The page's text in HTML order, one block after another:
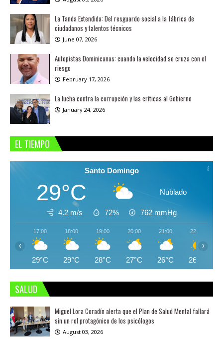
La Tanda Extendida: Del resguardo social a la fábrica de
ciudadanos y talentos técnicos
June 07, 2026
Autopistas Dominicanas: cuando la velocidad se cruza con el
riesgo
February 17, 2026
La lucha contra la corrupción y las críticas al Gobierno
January 24, 2026
EL TIEMPO
Santo Domingo
29°C Nublado
4.2 m/s 72% 762 mmHg
17:00
29°C
18:00
29°C
19:00
28°C
20:00
27°C
21:00
26°C
22:00
26°C
‹ ›
SALUD
Miguel Lora Coradín alerta que el Plan de Salud Mental fallará
sin un rol protagónico de los psicólogos
August 03, 2026